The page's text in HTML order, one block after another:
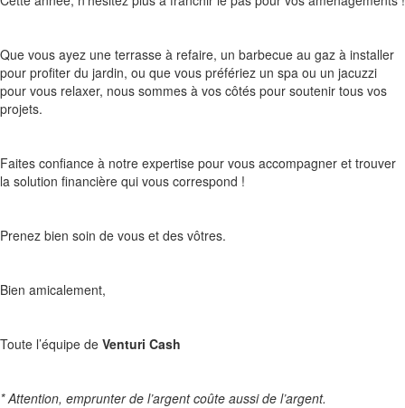
Que vous ayez une terrasse à refaire, un barbecue au gaz à installer
pour profiter du jardin, ou que vous préfériez un spa ou un jacuzzi
pour vous relaxer, nous sommes à vos côtés pour soutenir tous vos
projets.
Faites confiance à notre expertise pour vous accompagner et trouver
la solution financière qui vous correspond !
Prenez bien soin de vous et des vôtres.
Bien amicalement,
Toute l’équipe de Venturi Cash
* Attention, emprunter de l’argent coûte aussi de l’argent.